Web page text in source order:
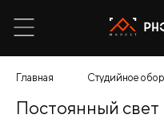
Главная Студийное
Постоянный